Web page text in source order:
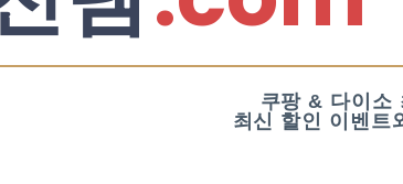
쿠팡 & 다이소
최신 할인 이벤트